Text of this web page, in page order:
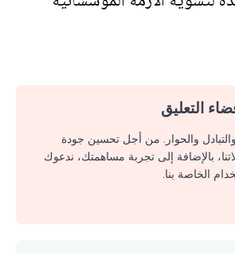
التعليق
والحوار. من أجل تحسين جودة
بالإضافة إلى تجربة مساهمتك، ندعوك
الخاصة بنا.